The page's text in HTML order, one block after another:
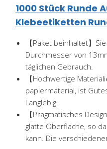
1000 Stück Runde
Klebeetiketten
【Paket beinhaltet】
Durchmesser von
täglichen Gebrauch.
【Hochwertige
papiermaterial, ist
Langlebig.
【Pragmatisches
glatte Oberfläche, so
kann. Die